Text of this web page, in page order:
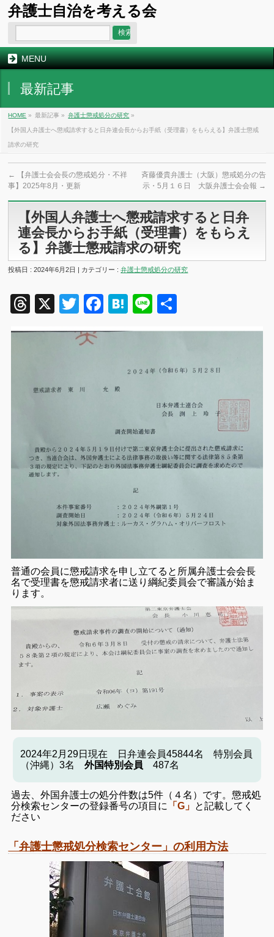
弁護士自治を考える会
MENU
最新記事
HOME » 最新記事 » 弁護士懲戒処分の研究 »
【外国人弁護士へ懲戒請求すると日弁連会長からお手紙（受理書）をもらえる】弁護士懲戒
請求の研究
←
【弁護士会会長の懲戒処分・不祥
事】2025年8月・更新
斉藤優貴弁護士（大阪）懲戒処分の告
示・5月１６日 大阪弁護士会会報 →
【外国人弁護士へ懲戒請求すると日弁
連会長からお手紙（受理書）をもらえ
る】弁護士懲戒請求の研究
投稿日 : 2024年6月2日 | カテゴリー :弁護士懲戒処分の研究
Threads
X TwitterFacebook
Hatena
Line
普通の会員に懲戒請求を申し立てると所属弁護士会会長
名で受理書を懲戒請求者に送り綱紀委員会で審議が始ま
ります。
2024年2月29日現在 日弁連会員45844名 特別会員
（沖縄）3名
外国特別会員 487名
過去、外国弁護士の処分件数は5件（４名）です。懲戒処
分検索センターの登録番号の項目に
「G」 と記載してく
ださい
「弁護士懲戒処分検索センター」の利用方法